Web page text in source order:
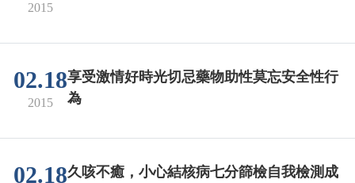
2015
02.18
2015
享受激情好時光切忌藥物助性莫忘安全性行
為
02.18久咳不癒，小心結核病七分篩檢自我檢測成